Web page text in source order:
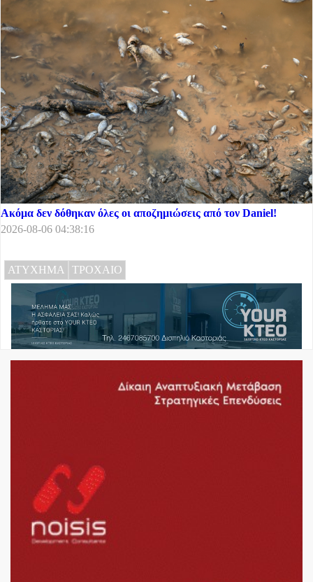
Ακόμα δεν δόθηκαν όλες οι αποζημιώσεις από τον Daniel!
2026-08-06 04:38:16
ΑΤΥΧΗΜΑ ΤΡΟΧΑΙΟ